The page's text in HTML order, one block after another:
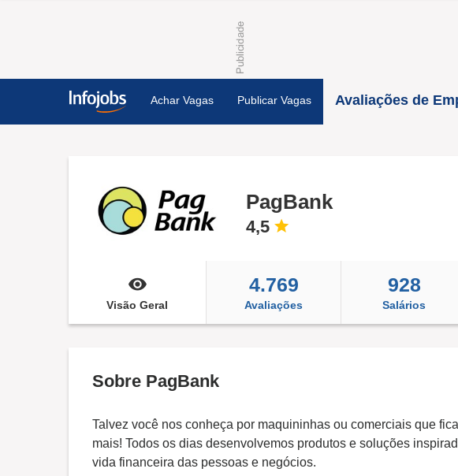
Achar Vagas Publicar Vagas Avaliações de
PagBank
4,5
Visão Geral
4.769
Avaliações
928
Salários
Sobre PagBank
Talvez você nos conheça por maquininhas ou comerciais que
mais! Todos os dias desenvolvemos produtos e soluções
vida financeira das pessoas e negócios.